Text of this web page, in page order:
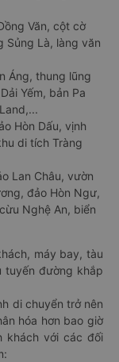
Văn, cột cờ
Sủng Là, làng văn
Áng, thung lũng
Yếm, bản Pa
Hòn Dấu, vịnh
di tích Tràng
Lan Châu, vườn
đảo Hòn Ngư,
Nghệ An, biển
máy bay, tàu
tuyến đường khắp
di chuyển trở nên
hóa hơn bao giờ
khách với các đối